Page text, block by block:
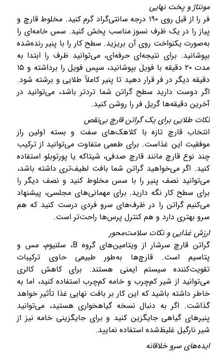
مونتاژ و پخت نهایی
فر را از قبل روی ۱۹۰ درجه سانتی‌گراد گرم کنید. مخلوط قارچ و
پیاز را در یک ظرف نسوز مناسب پخش کنید. سس خامه‌ای را
به‌صورت یکنواخت روی آن بریزید. سطح کار را با پنیر رنده‌شده
بپوشانید. برای نتیجه‌ای حرفه‌ای، می‌توانید ظرف را ابتدا به
مدت ۲۰ دقیقه با فویل بپوشانید، سپس فویل را برداشته و ۱۵
دقیقه دیگر در فر قرار دهید تا پنیر کاملاً طلایی و برشته شود.
اگر دوست دارید سطح گراتن شما تردتر باشد، می‌توانید در
آخرین دقیقه‌ها گریل فر را روشن کنید.
نکات طلایی برای یک گراتن قارچ بی‌نقص
انتخاب قارچ تازه با کلاهک‌های سفت و بسته اولین راز
موفقیت این غذاست. برای طعمی متفاوت می‌توانید از ترکیب
چند نوع قارچ مانند قارچ صدفی، شیتاکه یا پورتوبلو استفاده
کنید. اگر می‌خواهید گراتن شما بافت لطیف‌تری داشته باشد،
می‌توانید نصف پنیر را با سس مخلوط کنید و نصف دیگر را
برای سطح کار نگه دارید. برای مهمانی‌های مجلسی، پیشنهاد
می‌کنیم گراتن را در ظرف‌های سرو فردی درست کنید که هم
سرو بهتری دارد و هم کنترل پرس‌ها راحت‌تر است.
ارزش غذایی و نکات سلامت‌محور
گراتن قارچ سرشار از ویتامین‌های گروه B، سلنیوم، مس و
پتاسیم است. قارچ‌ها به‌طور طبیعی حاوی ترکیبات
تقویت‌کننده سیستم ایمنی هستند. برای کاهش کالری
می‌توانید از شیر کم‌چرب و خامه کم‌چرب استفاده کنید، اما به
خاطر داشته باشید که این کار بر بافت نهایی غذا تأثیر خواهد
گذاشت. اگر به دنبال نسخه گیاهخواری هستید، می‌توانید
پنیرهای گیاهی جایگزین کنید و برای جایگزینی خامه نیز از
شیر نارگیل غلیظ‌شده استفاده نمایید.
ایده‌های سرو خلاقانه